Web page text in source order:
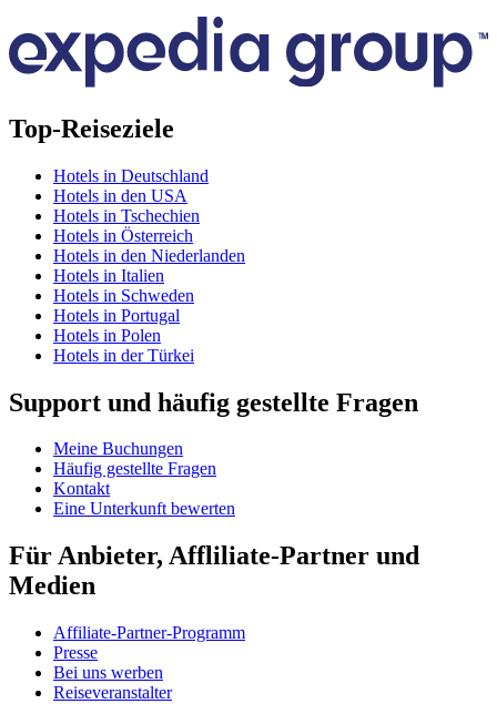
Top-Reiseziele
Hotels in Deutschland
Hotels in den USA
Hotels in Tschechien
Hotels in Österreich
Hotels in den Niederlanden
Hotels in Italien
Hotels in Schweden
Hotels in Portugal
Hotels in Polen
Hotels in der Türkei
Support und häufig gestellte Fragen
Meine Buchungen
Häufig gestellte Fragen
Kontakt
Eine Unterkunft bewerten
Für Anbieter, Affliliate-Partner und
Medien
Affiliate-Partner-Programm
Presse
Bei uns werben
Reiseveranstalter